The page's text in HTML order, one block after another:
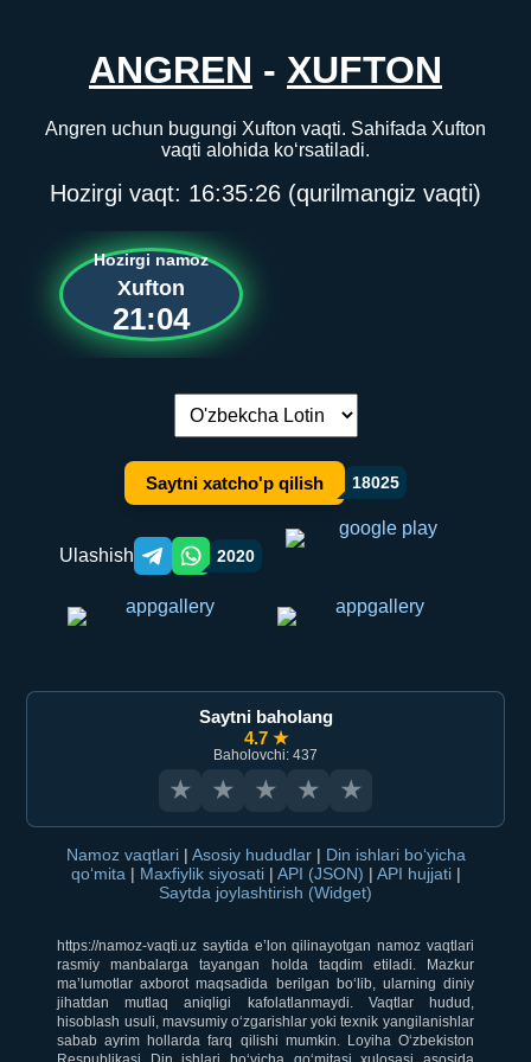
ANGREN - XUFTON
Angren uchun bugungi Xufton vaqti. Sahifada Xufton
vaqti alohida ko‘rsatiladi.
Hozirgi vaqt: 16:35:26 (qurilmangiz vaqti)
Hozirgi namoz
Xufton
21:04
Tilni almashtirish:
Saytni xatcho'p qilish 18025
Ulashish Telegram orqali ulashish
WhatsApp orqali ulashish
2020
Saytni baholang
4.7 ★
Baholovchi: 437
★ ★ ★ ★ ★
Namoz vaqtlari | Asosiy hududlar | Din ishlari bo‘yicha
qo‘mita | Maxfiylik siyosati | API (JSON) | API hujjati |
Saytda joylashtirish (Widget)
https://namoz-vaqti.uz saytida e’lon qilinayotgan namoz vaqtlari
rasmiy manbalarga tayangan holda taqdim etiladi. Mazkur
ma’lumotlar axborot maqsadida berilgan bo‘lib, ularning diniy
jihatdan mutlaq aniqligi kafolatlanmaydi. Vaqtlar hudud,
hisoblash usuli, mavsumiy o‘zgarishlar yoki texnik yangilanishlar
sabab ayrim hollarda farq qilishi mumkin. Loyiha O‘zbekiston